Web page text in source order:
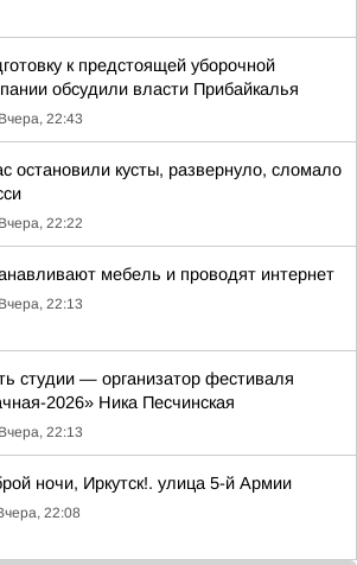
к предстоящей уборочной
обсудили власти Прибайкалья
Вчера, 22:43
остановили кусты, развернуло, сломало
Вчера, 22:22
мебель и проводят интернет
Вчера, 22:13
студии — организатор фестиваля
2026» Ника Песчинская
Вчера, 22:13
ночи, Иркутск!. улица 5-й Армии
22:08